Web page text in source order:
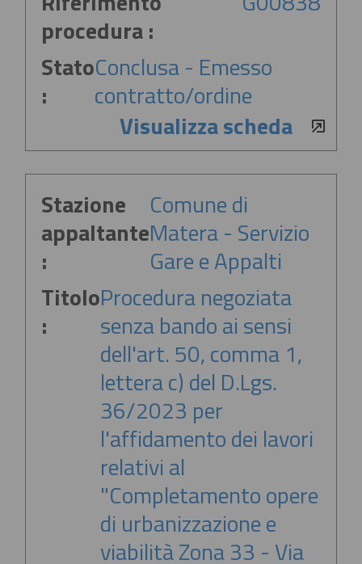
procedura :
Stato
:
Conclusa - Emesso
contratto/ordine
Visualizza scheda
Stazione
appaltante
:
Comune di
Matera - Servizio
Gare e Appalti
Titolo
:
Procedura negoziata
senza bando ai sensi
dell'art. 50, comma 1,
lettera c) del D.Lgs.
36/2023 per
l'affidamento dei lavori
relativi al
"Completamento opere
di urbanizzazione e
viabilità Zona 33 - Via